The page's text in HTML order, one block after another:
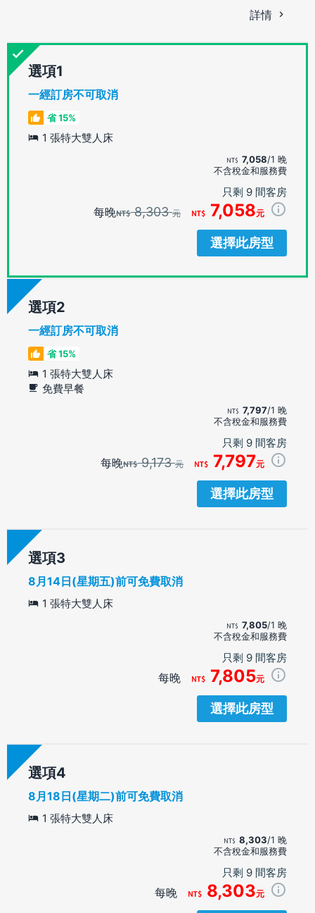
詳情
選項
一經訂房不可取消
省 15%
1 張特大雙人床
7,058/1 晚
不含稅金和服務費
只剩 9 間客房
每晚 8,303元 7,058元
選擇此房型
選項
一經訂房不可取消
省 15%
1 張特大雙人床
免費早餐
7,797/1 晚
不含稅金和服務費
只剩 9 間客房
每晚 9,173元 7,797元
選擇此房型
選項
8月14日(星期五)前可免費取消
1 張特大雙人床
7,805/1 晚
不含稅金和服務費
只剩 9 間客房
每晚 7,805元
選擇此房型
選項
8月18日(星期二)前可免費取消
1 張特大雙人床
8,303/1 晚
不含稅金和服務費
只剩 9 間客房
每晚 8,303元